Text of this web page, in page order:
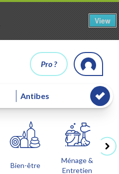
View
Pro ?
Bien-être
Ménage &
Entretien